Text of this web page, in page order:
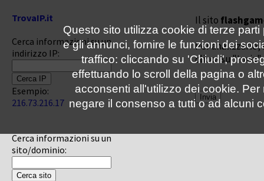
TrovaIP.it
Cerca informazioni su un
indirizzo IP:
Esempio:
216.73.216.17
Cerca informazioni su un
sito/dominio:
Il sito
Per
clicca su "Invia"
Questo sito utilizza cookie di terze
e gli annunci, fornire le funzioni dei
traffico: cliccando su 'Chiudi',
effettuando lo scroll della pagina o
acconsenti all'utilizzo dei cookie.
negare il consenso a tutti o ad alcuni